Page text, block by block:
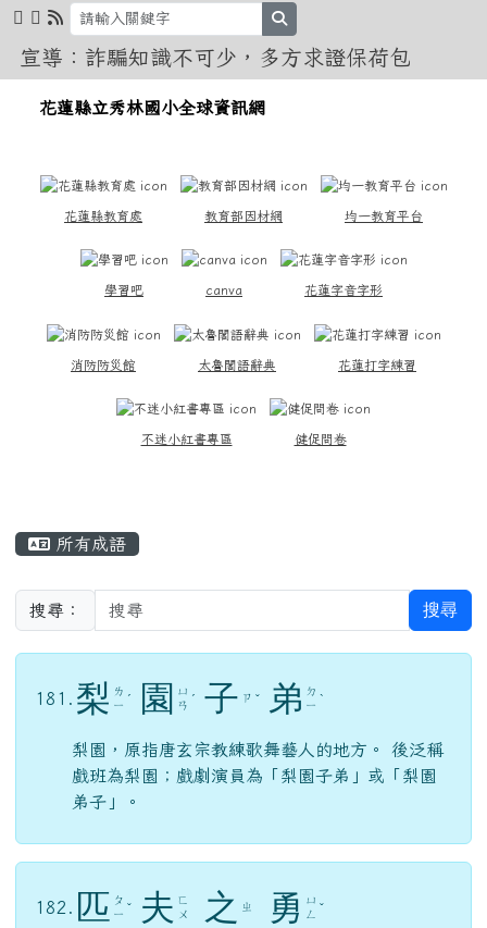
跳至主內容區
花蓮縣立秀林國小全球資訊網
宣導：詐騙知識不可少，多方求證保荷包
導覽列花蓮縣立秀林國小全球資訊網
花蓮縣教育處 教育部因材網 均一教育平台
學習吧 canva 花蓮字音字形
消防防災館 太魯閣語辭典 花蓮打字練習
不迷小紅書專區 健促問卷
所有成語
搜尋： 搜尋
181. 梨 ㄌ
ㄧ ˊ 園
ㄩ
ㄢ ˊ 子 ㄗ ˇ 弟 ㄉ
ㄧ ˋ
梨園，原指唐玄宗教練歌舞藝人的地方。 後泛稱
戲班為梨園；戲劇演員為「梨園子弟」或「梨園
弟子」。
182. 匹 ㄆ
ㄧ ˇ 夫 ㄈ
ㄨ
之 ㄓ 勇 ㄩ
ㄥ ˇ